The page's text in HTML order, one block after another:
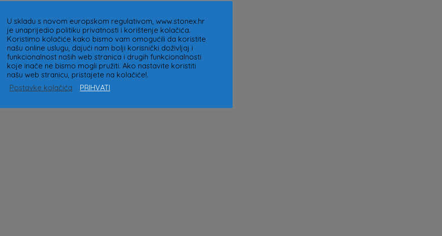
U skladu s novom europskom regulativom, www.stonex.hr
je unaprijedio politiku privatnosti i korištenje kolačića.
Koristimo kolačiće kako bismo vam omogućili da koristite
našu online uslugu, dajući nam bolji korisnički doživljaj i
funkcionalnost naših web stranica i drugih funkcionalnosti
koje inače ne bismo mogli pružiti. Ako nastavite koristiti
našu web stranicu, pristajete na kolačiće!.
Postavke kolačića
PRIHVATI